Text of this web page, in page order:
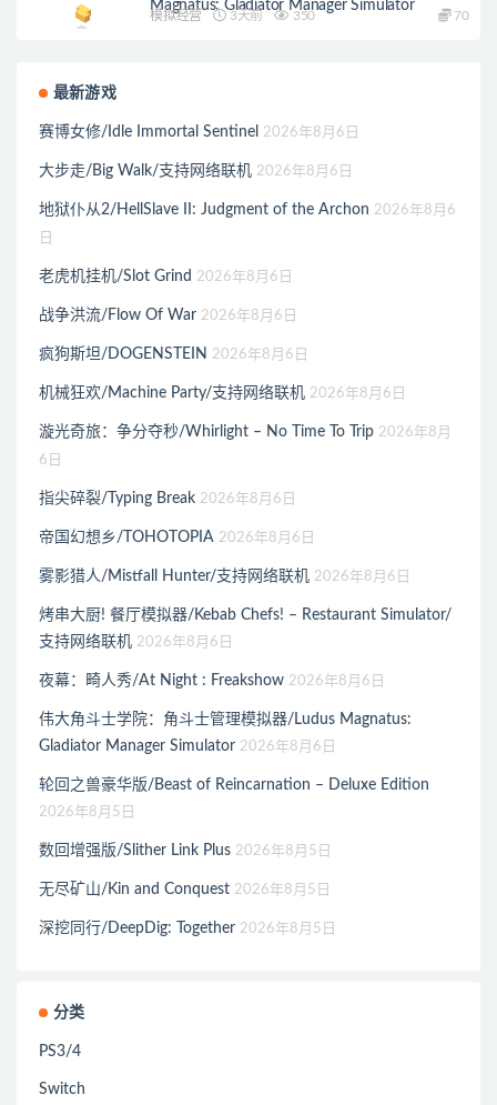
Magnatus: Gladiator Manager Simulator
模拟经营 3天前 350 70
最新游戏
赛博女修/Idle Immortal Sentinel 2026年8月6日
大步走/Big Walk/支持网络联机 2026年8月6日
地狱仆从2/HellSlave II: Judgment of the Archon 2026年8月6
日
老虎机挂机/Slot Grind 2026年8月6日
战争洪流/Flow Of War 2026年8月6日
疯狗斯坦/DOGENSTEIN 2026年8月6日
机械狂欢/Machine Party/支持网络联机 2026年8月6日
漩光奇旅：争分夺秒/Whirlight – No Time To Trip 2026年8月
6日
指尖碎裂/Typing Break 2026年8月6日
帝国幻想乡/TOHOTOPIA 2026年8月6日
雾影猎人/Mistfall Hunter/支持网络联机 2026年8月6日
烤串大厨! 餐厅模拟器/Kebab Chefs! – Restaurant Simulator/
支持网络联机 2026年8月6日
夜幕：畸人秀/At Night : Freakshow 2026年8月6日
伟大角斗士学院：角斗士管理模拟器/Ludus Magnatus:
Gladiator Manager Simulator 2026年8月6日
轮回之兽豪华版/Beast of Reincarnation – Deluxe Edition
2026年8月5日
数回增强版/Slither Link Plus 2026年8月5日
无尽矿山/Kin and Conquest 2026年8月5日
深挖同行/DeepDig: Together 2026年8月5日
分类
PS3/4
Switch